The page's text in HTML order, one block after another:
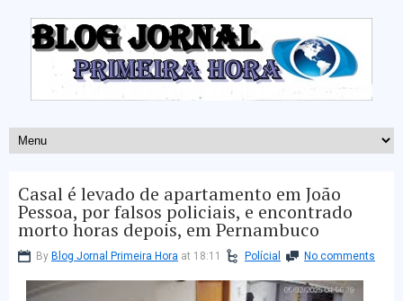
Casal é levado de apartamento em João
Pessoa, por falsos policiais, e encontrado
morto horas depois, em Pernambuco
By Blog Jornal Primeira Hora at 18:11 Polícial No comments